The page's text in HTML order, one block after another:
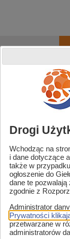
Powered by
Drogi
Wchodząc na
i dane dotyczące
także w
ogłoszenie do
dane te
zgodnie z
Administrator
Prywatności
przetwarzane w
administratorów